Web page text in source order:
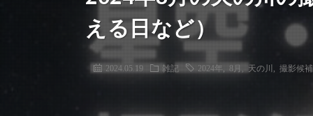
える日など）
2024.05.19 雑記 2024年 8月 天の川 撮影候